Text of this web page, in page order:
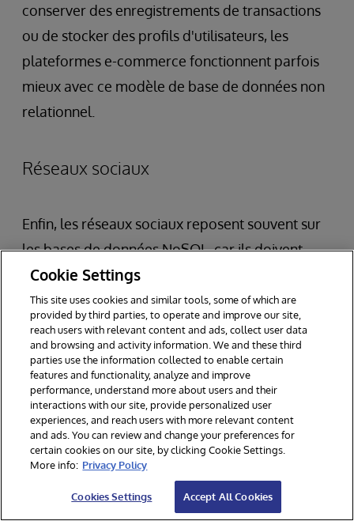
conserver des enregistrements de transactions
ou de stocker des profils d'utilisateurs, les
plateformes e-commerce fonctionnent parfois
mieux avec ce modèle de base de données non
relationnel.
Réseaux sociaux
Enfin, les réseaux sociaux reposent souvent sur
les bases de données NoSQL, car ils doivent
régulièrement interroger des données
dynamiques. Étant donné que les réseaux
sociaux fonctionnent à une vitesse fulgurante et
collectent de nombreuses formes
d'informations précieuses, la rapidité est
essentielle. Les bases de données NoSQL sont
efficaces pour gérer des ensembles de données
interconnectés, comme les interactions entre
utilisateurs ou le suivi des parcours d'achat.
Cookie Settings
This site uses cookies and similar tools, some of which are
provided by third parties, to operate and improve our site,
reach users with relevant content and ads, collect user data
and browsing and activity information. We and these third
parties use the information collected to enable certain
features and functionality, analyze and improve
performance, understand more about users and their
interactions with our site, provide personalized user
experiences, and reach users with more relevant content
and ads. You can review and change your preferences for
certain cookies on our site, by clicking Cookie Settings.
More info: Privacy Policy
Cookies Settings Accept All Cookies